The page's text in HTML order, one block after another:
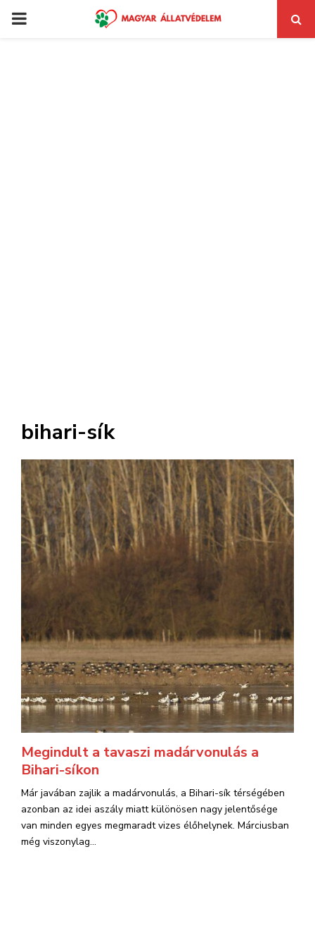
PRIMARY
bihari-sík
Megindult a tavaszi madárvonulás a
Bihari-síkon
Már javában zajlik a madárvonulás, a Bihari-sík térségében
azonban az idei aszály miatt különösen nagy jelentősége
van minden egyes megmaradt vizes élőhelynek. Márciusban
még viszonylag...